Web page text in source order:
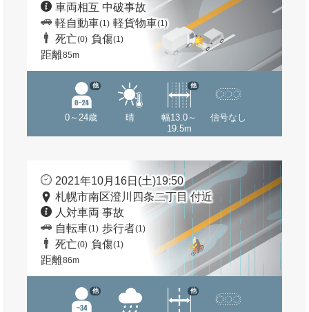
車両相互 中破事故
軽自動車(1) 軽貨物車(1)
死亡(0) 負傷(1)
距離85m
0～24歳
他
晴
幅13.0～
19.5m
他
信号なし
2021年10月16日(土)19:50
札幌市南区澄川四条二丁目 付近
人対車両 事故
自転車(1) 歩行者(1)
死亡(0) 負傷(1)
距離86m
他 他